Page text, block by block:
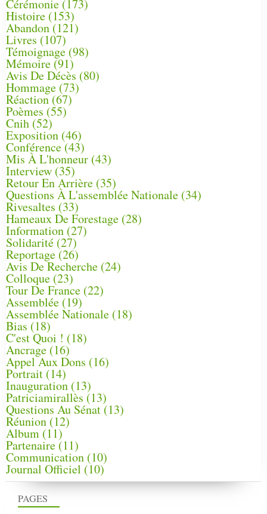
PAGES
Cérémonie (173)
Histoire (153)
Abandon(121)
Livres (107)
Témoignage (98)
Mémoire (91)
Avis De Décès (80)
Hommage (73)
Réaction(67)
Poèmes (55)
Cnih (52)
Exposition (46)
Conférence(43)
Mis À L'honneur (43)
Interview (35)
Retour En Arrière (35)
Questions À L'assemblée Nationale (34)
Rivesaltes (33)
Hameaux De Forestage (28)
Information (27)
Solidarité (27)
Reportage(26)
Avis De Recherche (24)
Colloque (23)
Tour De France (22)
Assemblée (19)
Assemblée Nationale (18)
Bias (18)
C'est Quoi ! (18)
Ancrage (16)
Appel Aux Dons (16)
Portrait (14)
Inauguration (13)
Patriciamirallès (13)
Questions Au Sénat(13)
Réunion (12)
Album (11)
Partenaire(11)
Communication (10)
Journal Officiel (10)